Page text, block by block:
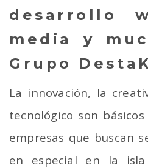
desarrollo
media y
Grupo
La innovación, la
tecnológico son
empresas que buscan
en especial en la